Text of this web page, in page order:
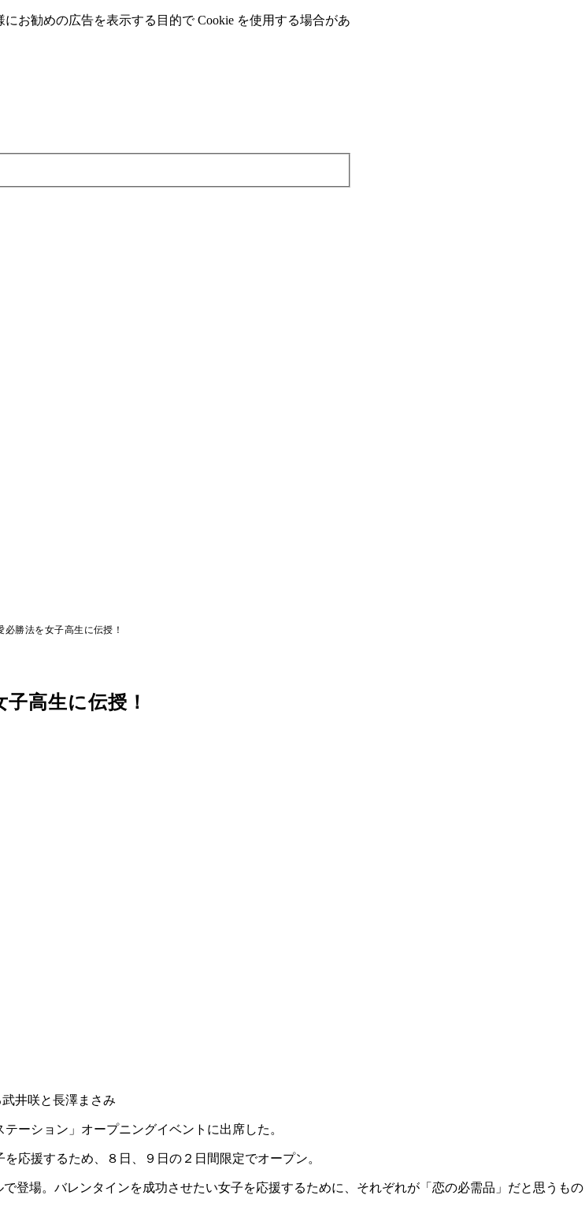
お勧めの広告を表⽰する⽬的で Cookie を使⽤する場合があ
勝法を女子高生に伝授！
高生に伝授！
井咲と長澤まさみ
ーション」オープニングイベントに出席した。
応援するため、８日、９日の２日間限定でオープン。
登場。バレンタインを成功させたい女子を応援するために、それぞれが「恋の必需品」だと思うもの